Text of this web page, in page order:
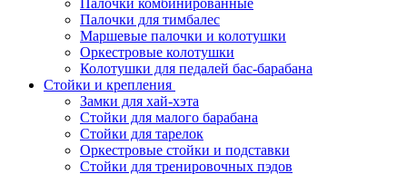
Палочки комбинированные
Палочки для тимбалес
Маршевые палочки и колотушки
Оркестровые колотушки
Колотушки для педалей бас-барабана
Стойки и крепления
Замки для хай-хэта
Стойки для малого барабана
Стойки для тарелок
Оркестровые стойки и подставки
Стойки для тренировочных пэдов